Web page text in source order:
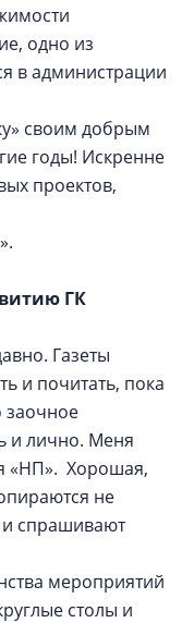
одно из
в администрации
своим добрым
годы! Искренне
проектов,
ГК
Газеты
и почитать, пока
и лично. Меня
«НП». Хорошая,
не
и спрашивают
мероприятий
столы и